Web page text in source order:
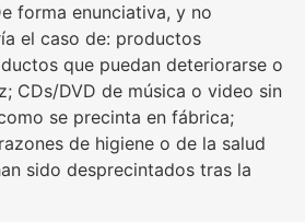
forma enunciativa, y no
el caso de: productos
que puedan deteriorarse o
CDs/DVD de música o video sin
se precinta en fábrica;
de higiene o de la salud
sido desprecintados tras la